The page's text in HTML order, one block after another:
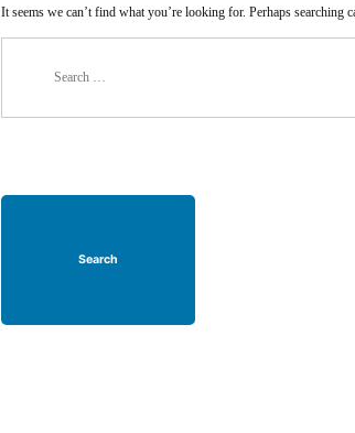
It seems we can’t find what you’re looking for. Perhaps searching